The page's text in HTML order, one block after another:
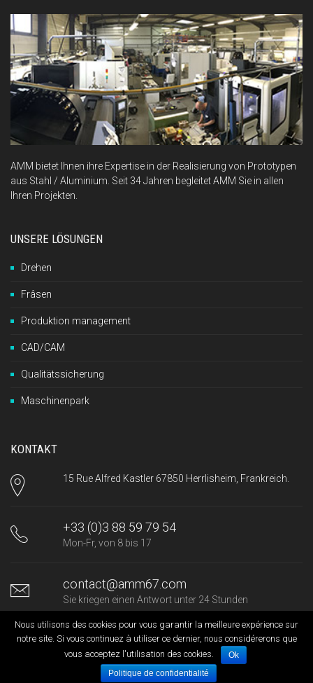
AMM bietet Ihnen ihre Expertise in der Realisierung von Prototypen
aus Stahl / Aluminium. Seit 34 Jahren begleitet AMM Sie in allen
Ihren Projekten.
UNSERE LÖSUNGEN
Drehen
Frâsen
Produktion management
CAD/CAM
Qualitätssicherung
Maschinenpark
KONTAKT
15 Rue Alfred Kastler 67850 Herrlisheim, Frankreich.
+33 (0)3 88 59 79 54
Mon-Fr, von 8 bis 17
contact@amm67.com
Sie kriegen einen Antwort unter 24 Stunden
© 2017 Ateliers mécaniques de la moder. Site conçu par GDA,
Nous utilisons des cookies pour vous garantir la meilleure expérience sur
notre site. Si vous continuez à utiliser ce dernier, nous considérerons que
vous acceptez l'utilisation des cookies.
Ok
Politique de confidentialité